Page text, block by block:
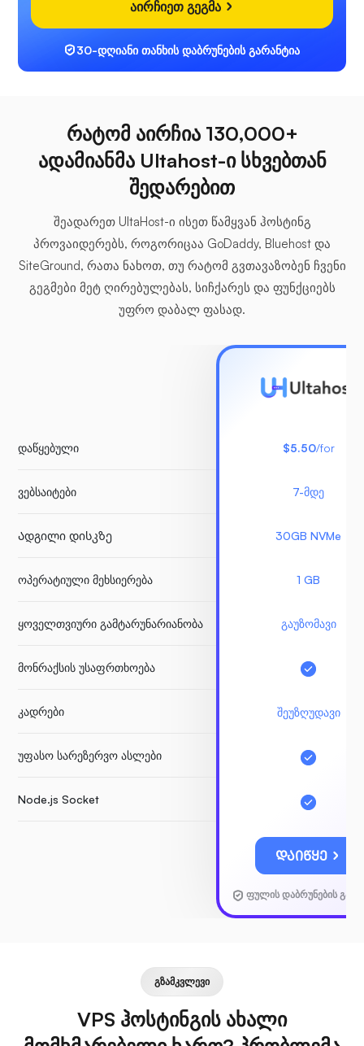
აირჩიეთ გეგმა
30-დღიანი თანხის დაბრუნების გარანტია
რატომ აირჩია 130,000+
ადამიანმა Ultahost-ი სხვებთან
შედარებით
შეადარეთ UltaHost-ი ისეთ წამყვან ჰოსტინგ
პროვაიდერებს, როგორიცაა GoDaddy, Bluehost და
SiteGround, რათა ნახოთ, თუ რატომ გვთავაზობენ ჩვენი
გეგმები მეტ ღირებულებას, სიჩქარეს და ფუნქციებს
უფრო დაბალ ფასად.
დაწყებული
ვებსაიტები
Ადგილი დისკზე
ოპერატიული მეხსიერება
ყოველთვიური გამტარუნარიანობა
მონრაქსის უსაფრთხოება
კადრები
უფასო სარეზერვო ასლები
Node.js Socket
$5.50/for
7-მდე
30GB NVMe
1 GB
გაუზომავი
შეუზღუდავი
ᲓᲐᲘᲬᲧᲔ
ფულის დაბრუნების
ᲒᲖᲐᲛᲙᲕᲚᲔᲕᲘ
VPS ჰოსტინგის ახალი